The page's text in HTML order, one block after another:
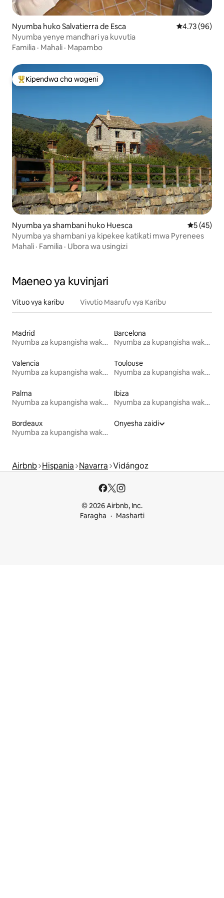
Nyumba huko Salvatierra de Esca Ukadiriaji wa
4.73 (96)
Nyumba yenye mandhari ya kuvutia
Familia · Mahali · Mapambo
Kipendwa maarufu cha wageni
Kipendwa cha wageni
Nyumba ya shambani huko Huesca Ukadiriaji
5 (45)
Nyumba ya shambani ya kipekee katikati mwa Pyrenees
Mahali · Familia · Ubora wa usingizi
Maeneo ya kuvinjari
Vituo vya karibu Vivutio Maarufu vya Karibu
Madrid
Nyumba za kupangisha wakati wa likizo
Barcelona
Nyumba za kupangisha wakati wa likizo
Valencia
Nyumba za kupangisha wakati wa likizo
Toulouse
Nyumba za kupangisha wakati wa likizo
Palma
Nyumba za kupangisha wakati wa likizo
Ibiza
Nyumba za kupangisha wakati wa likizo
Bordeaux
Nyumba za kupangisha wakati wa likizo
Onyesha zaidi
Airbnb Hispania Navarra Vidángoz
© 2026 Airbnb, Inc.
Faragha
Masharti